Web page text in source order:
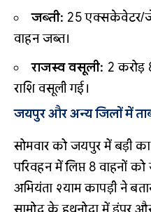
जब्ती: 25 एक्सकेवेटर/
वाहन जब्त।
राजस्व वसूली: ₹2
राशि वसूली गई।
जयपुर और अन्य जिलों में
सोमवार को जयपुर में बड़ी
परिवहन में लिप्त 8 वाहनों
अभियंता श्याम कापड़ी ने